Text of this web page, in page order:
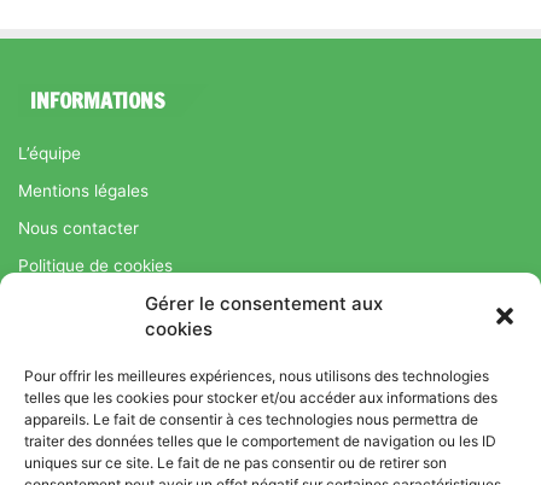
Gérer le consentement aux
cookies
Pour offrir les meilleures expériences, nous utilisons des technologies
telles que les cookies pour stocker et/ou accéder aux informations des
appareils. Le fait de consentir à ces technologies nous permettra de
traiter des données telles que le comportement de navigation ou les ID
uniques sur ce site. Le fait de ne pas consentir ou de retirer son
INFORMATIONS
L’équipe
Mentions légales
Nous contacter
Politique de cookies
Régime Savoir Maigrir.fr : La méthode Jean-Michel Cohen pour
une perte de poids durable
© Copyright 2026, Tous droits réservés |Bromance
Bien-Être : Yoga, Bien-être, Nutrition et Sport